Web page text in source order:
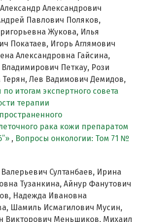
Александрович
Павлович Поляков,
Жукова, Илья
Покатаев, Игорь Аглямович
Александровна Гайсина,
Владимирович Петкау, Рози
Терян, Лев Вадимович Демидов,
итогам экспертного совета
терапии
рака кожи препаратом
, Вопросы онкологии: Том 71 №
Султанбаев, Ирина
Тузанкина, Айнур Фанутович
Надежда Ивановна
Шамиль Исмагилович Мусин,
Викторович Меньшиков, Михаил